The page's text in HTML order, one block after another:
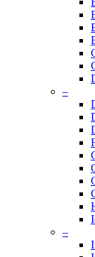
–
–